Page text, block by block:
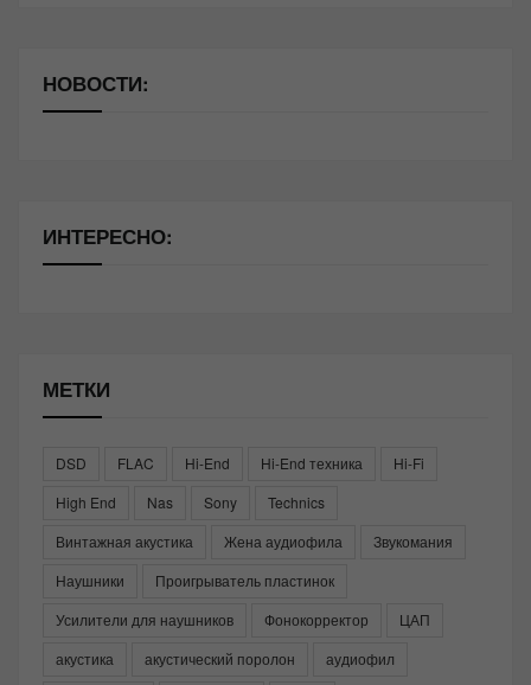
НОВОСТИ:
ИНТЕРЕСНО:
МЕТКИ
DSD FLAC Hi-End Hi-End техника
Hi-Fi
High End
Nas Sony
Technics
Винтажная акустика
Жена аудиофила
Звукомания
Наушники
Проигрыватель пластинок
Усилители для наушников
Фонокорректор
ЦАП
акустика
акустический поролон
аудиофил